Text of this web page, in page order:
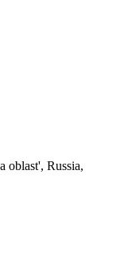
oblast', Russia,